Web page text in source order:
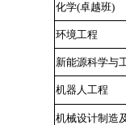
化学(卓越班)
环境工程
新能源科学与
机器人工程
机械设计制造